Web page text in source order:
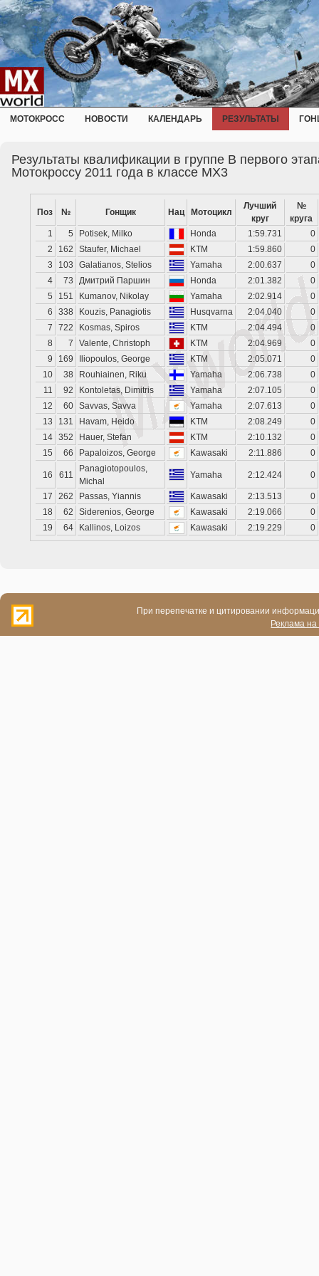
МОТОКРОСС НОВОСТИ КАЛЕНДАРЬ РЕЗУЛЬТАТЫ
Результаты квалификации в группе B первого
Мотокроссу 2011 года в классе MX3
Поз № Гонщик Нац Мотоцикл
Лучший
круг
№
круга
1
5 Potisek, Milko Honda 1:59.731
0
2
162 Staufer, Michael KTM 1:59.860
0
3
103 Galatianos, Stelios Yamaha 2:00.637
0
4
73 Дмитрий Паршин Honda 2:01.382
0
5
151 Kumanov, Nikolay Yamaha 2:02.914
0
6
338 Kouzis, Panagiotis Husqvarna 2:04.040
0
7
722 Kosmas, Spiros KTM 2:04.494
0
8
7 Valente, Christoph KTM 2:04.969
0
9
169 Iliopoulos, George KTM 2:05.071
0
10
38 Rouhiainen, Riku Yamaha 2:06.738
0
11
92 Kontoletas, Dimitris Yamaha 2:07.105
0
12
60 Savvas, Savva Yamaha 2:07.613
0
13
131 Havam, Heido KTM 2:08.249
0
14 352 Hauer, Stefan KTM 2:10.132
0
15
66 Papaloizos, George Kawasaki 2:11.886 0
16 611
Panagiotopoulos,
Michal
Yamaha 2:12.424 0
17 262 Passas, Yiannis Kawasaki 2:13.513
0
18
62 Siderenios, George Kawasaki 2:19.066
0
19
64 Kallinos, Loizos Kawasaki 2:19.229 0
При перепечатке и цитировании
Реклама на